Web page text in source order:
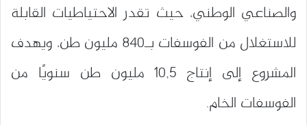
والصناعي الوطني، حيث تقدر الاحتياطيات القابلة
للاستغلال من الفوسفات بـ840 مليون طن، ويهدف
المشروع إلى إنتاج 10,5 مليون طن سنويًا من
الفوسفات الخام.